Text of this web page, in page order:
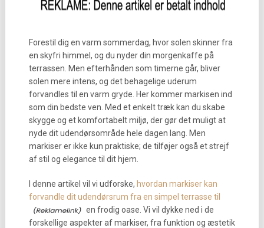
Forestil dig en varm sommerdag, hvor solen skinner fra
en skyfri himmel, og du nyder din morgenkaffe på
terrassen. Men efterhånden som timerne går, bliver
solen mere intens, og det behagelige uderum
forvandles til en varm gryde. Her kommer markisen ind
som din bedste ven. Med et enkelt træk kan du skabe
skygge og et komfortabelt miljø, der gør det muligt at
nyde dit udendørsområde hele dagen lang. Men
markiser er ikke kun praktiske; de tilføjer også et strejf
af stil og elegance til dit hjem.
I denne artikel vil vi udforske, hvordan markiser kan
forvandle dit udendørsrum fra en simpel terrasse til
en frodig oase. Vi vil dykke ned i de
forskellige aspekter af markiser, fra funktion og æstetik